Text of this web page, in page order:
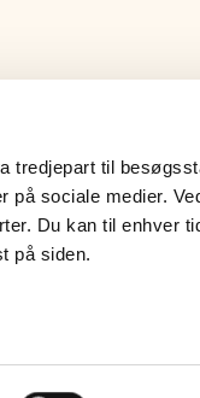
tredjepart til
på sociale medier.
Du kan til
på siden.